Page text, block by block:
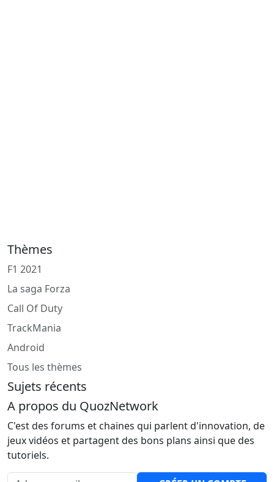
Thèmes
F1 2021
La saga Forza
Call Of Duty
TrackMania
Android
Tous les thèmes
Sujets récents
A propos du QuozNetwork
C'est des forums et chaines qui parlent d'innovation, de
jeux vidéos et partagent des bons plans ainsi que des
tutoriels.
Adresse email